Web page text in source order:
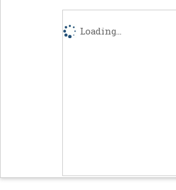
Loading...